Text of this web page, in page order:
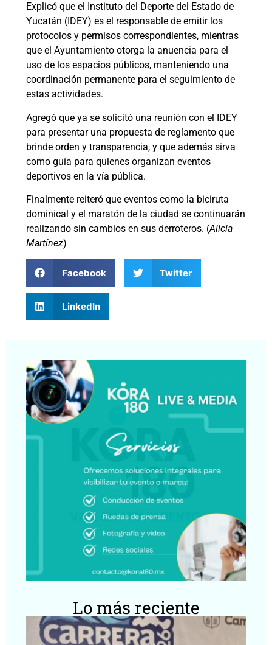
Explicó que el Instituto del Deporte del Estado de
Yucatán (IDEY) es el responsable de emitir los
protocolos y permisos correspondientes, mientras
que el Ayuntamiento otorga la anuencia para el
uso de los espacios públicos, manteniendo una
coordinación permanente para el seguimiento de
estas actividades.
Agregó que ya se solicitó una reunión con el IDEY
para presentar una propuesta de reglamento que
brinde orden y transparencia, y que además sirva
como guía para quienes organizan eventos
deportivos en la vía pública.
Finalmente reiteró que eventos como la biciruta
dominical y el maratón de la ciudad se continuarán
realizando sin cambios en sus derroteros. (Alicia
Martínez)
Facebook Twitter
LinkedIn
Lo más reciente